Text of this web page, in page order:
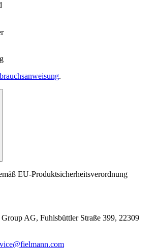
.
EU-Produktsicherheitsverordnung
AG, Fuhlsbüttler Straße 399, 22309